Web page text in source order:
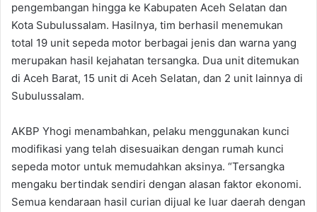
pengembangan hingga ke Kabupaten Aceh Selatan dan
Kota Subulussalam. Hasilnya, tim berhasil menemukan
total 19 unit sepeda motor berbagai jenis dan warna yang
merupakan hasil kejahatan tersangka. Dua unit ditemukan
di Aceh Barat, 15 unit di Aceh Selatan, dan 2 unit lainnya di
Subulussalam.
AKBP Yhogi menambahkan, pelaku menggunakan kunci
modifikasi yang telah disesuaikan dengan rumah kunci
sepeda motor untuk memudahkan aksinya. “Tersangka
mengaku bertindak sendiri dengan alasan faktor ekonomi.
Semua kendaraan hasil curian dijual ke luar daerah dengan